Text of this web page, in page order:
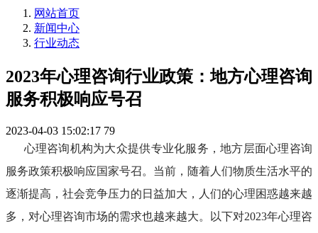
网站首页
新闻中心
行业动态
2023年心理咨询行业政策：地方心理咨询
服务积极响应号召
2023-04-03 15:02:17 79
心理咨询机构为大众提供专业化服务，地方层面心理咨询
服务政策积极响应国家号召。当前，随着人们物质生活水平的
逐渐提高，社会竞争压力的日益加大，人们的心理困惑越来越
多，对心理咨询市场的需求也越来越大。以下对2023年心理咨